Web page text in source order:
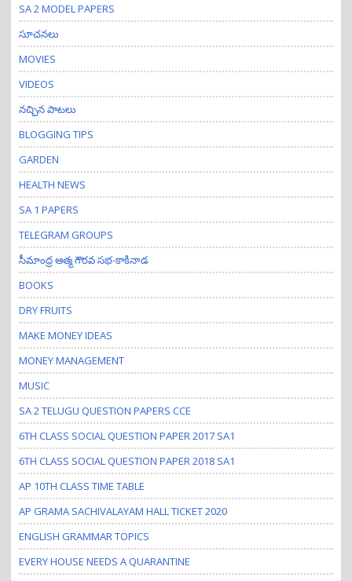
SA 2 MODEL PAPERS
సూచనలు
MOVIES
VIDEOS
నచ్చిన పాటలు
BLOGGING TIPS
GARDEN
HEALTH NEWS
SA 1 PAPERS
TELEGRAM GROUPS
సీమాంధ్ర ఆత్మ గౌరవ సభ-కాకినాడ
BOOKS
DRY FRUITS
MAKE MONEY IDEAS
MONEY MANAGEMENT
MUSIC
SA 2 TELUGU QUESTION PAPERS CCE
6TH CLASS SOCIAL QUESTION PAPER 2017 SA1
6TH CLASS SOCIAL QUESTION PAPER 2018 SA1
AP 10TH CLASS TIME TABLE
AP GRAMA SACHIVALAYAM HALL TICKET 2020
ENGLISH GRAMMAR TOPICS
EVERY HOUSE NEEDS A QUARANTINE